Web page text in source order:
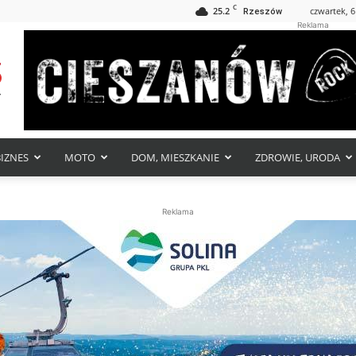
25.2 C Rzeszów czwartek,
Reklama
MOTO DOM, MIESZKANIE ZDROWIE, URODA
Reklama